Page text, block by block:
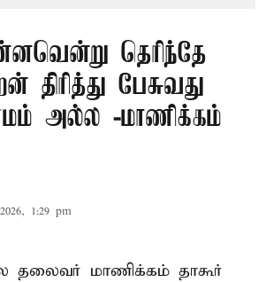
தெரிந்தே
திரித்து பேசுவது
அல்ல -மாணிக்கம்
1:29 pm
தலைவர் மாணிக்கம் தாகூர்